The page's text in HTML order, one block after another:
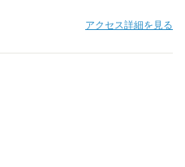
アクセス詳細を見る